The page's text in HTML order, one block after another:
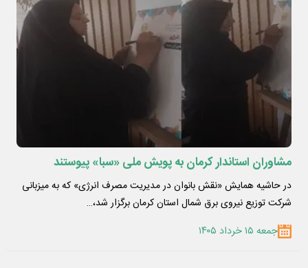
مشاوران استاندار کرمان به پویش ملی «سبا» پیوستند
در حاشیه همایش «نقش بانوان در مدیریت مصرف انرژی» که به میزبانی
شرکت توزیع نیروی برق شمال استان کرمان برگزار شد،…
جمعه ۱۵ خرداد ۱۴۰۵